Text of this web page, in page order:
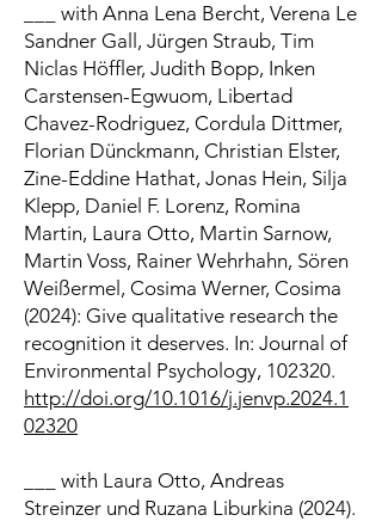
___ with Anna Lena Bercht, Verena Le
Sandner Gall, Jürgen Straub, Tim
Niclas Höffler, Judith Bopp, Inken
Carstensen-Egwuom, Libertad
Chavez-Rodriguez, Cordula Dittmer,
Florian Dünckmann, Christian Elster,
Zine-Eddine Hathat, Jonas Hein, Silja
Klepp, Daniel F. Lorenz, Romina
Martin, Laura Otto, Martin Sarnow,
Martin Voss, Rainer Wehrhahn, Sören
Weißermel, Cosima Werner, Cosima
(2024): Give qualitative research the
recognition it deserves. In: Journal of
Environmental Psychology, 102320.
http://doi.org/10.1016/j.jenvp.2024.1
02320
___ with Laura Otto, Andreas
Streinzer und Ruzana Liburkina (2024).